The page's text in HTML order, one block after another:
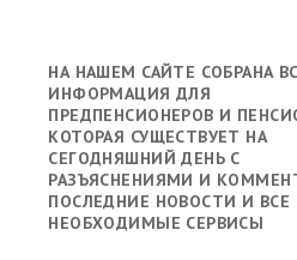
НА НАШЕМ САЙТЕ СОБРАНА
ИНФОРМАЦИЯ ДЛЯ
ПРЕДПЕНСИОНЕРОВ И
КОТОРАЯ СУЩЕСТВУЕТ НА
СЕГОДНЯШНИЙ ДЕНЬ С
РАЗЪЯСНЕНИЯМИ И
ПОСЛЕДНИЕ НОВОСТИ И ВСЕ
НЕОБХОДИМЫЕ СЕРВИСЫ